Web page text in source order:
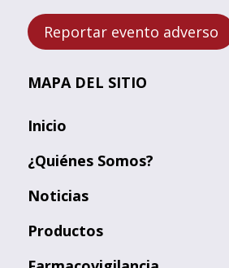
Reportar evento adverso
MAPA DEL SITIO
Inicio
¿Quiénes Somos?
Noticias
Productos